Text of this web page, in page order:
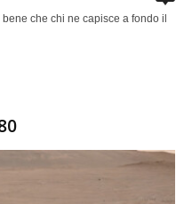
che chi ne capisce a fondo il